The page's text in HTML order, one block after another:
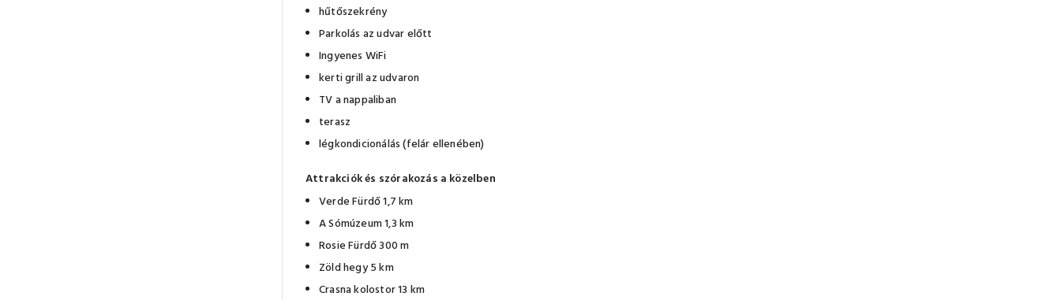
hűtőszekrény
Parkolás az udvar előtt
Ingyenes WiFi
kerti grill az udvaron
TV a nappaliban
terasz
légkondicionálás (felár ellenében)
Attrakciók és szórakozás a közelben
Verde Fürdő 1,7 km
A Sómúzeum 1,3 km
Rosie Fürdő 300 m
Zöld hegy 5 km
Crasna kolostor 13 km